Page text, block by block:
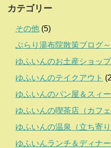
カテゴリー
その他 (5)
ぶらり湯布院散策ブログ
ゆふいんのお土産ショップ
ゆふいんのテイクアウト
ゆふいんのパン屋＆スィ
ゆふいんの喫茶店（カフェ
ゆふいんの温泉（立ち寄り
ゆふいんランチ＆ディナ